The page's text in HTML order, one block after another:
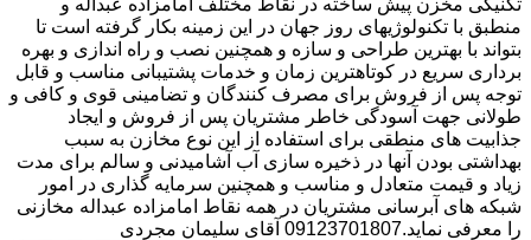
منطبق با تکنولوژیهای روز جهان در این زمینه بکار گرفته است تا
بتواند با بهترین طراحی و سازه و همچنین نصب و راه اندازی و بهره
برداری سریع در کوتاهترین زمان و خدمات پشتیبانی مناسب و قابل
توجه پس از فروش برای مصرف کنندگان و تضامینی قوی و کافی و
طولانی جهت آسودگی خاطر مشتریان پس از فروش و ایجاد
جذابیت های منطقی برای استفاده از این نوع مخازن به سبب
بهداشتی بودن آنها در ذخیره سازی آب آشامیدنی و سالم برای مدت
زیاد و قیمت متعادل و مناسب و همچنین سرمایه گذاری در امور
شبکه های آبرسانی مشتریان در همه نقاط امامزاده عبداله مخازنی
را معرفی نماید.09123701807 آقای سلیمان مجردی